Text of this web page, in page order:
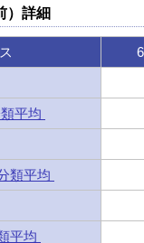
）詳細
平均
類平均
平均